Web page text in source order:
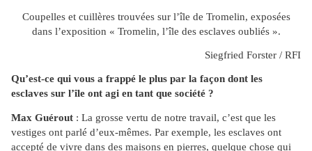
Coupelles et cuillères trouvées sur l’île de Tromelin, exposées
dans l’exposition « Tromelin, l’île des esclaves oubliés ».
Siegfried Forster / RFI
Qu’est-ce qui vous a frappé le plus par la façon dont les
esclaves sur l’île ont agi en tant que société ?
Max Guérout : La grosse vertu de notre travail, c’est que les
vestiges ont parlé d’eux-mêmes. Par exemple, les esclaves ont
accepté de vivre dans des maisons en pierres, quelque chose qui